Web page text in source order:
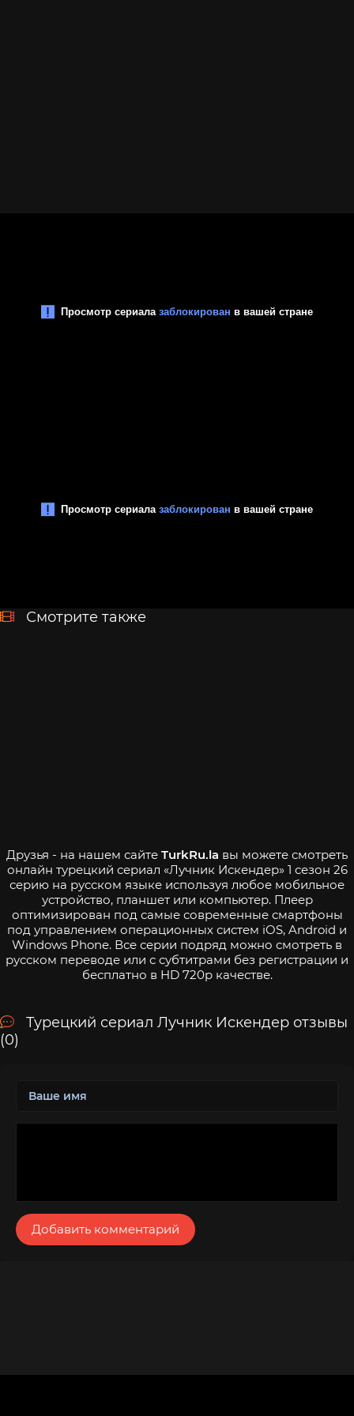
Смотрите также
Друзья - на нашем сайте TurkRu.la вы можете смотреть
онлайн турецкий сериал «Лучник Искендер» 1 сезон 26
серию на русском языке используя любое мобильное
устройство, планшет или компьютер. Плеер
оптимизирован под самые современные смартфоны
под управлением операционных систем iOS, Android и
Windows Phone. Все серии подряд можно смотреть в
русском переводе или с субтитрами без регистрации и
бесплатно в HD 720p качестве.
Турецкий сериал Лучник Искендер отзывы
(0)
Добавить комментарий